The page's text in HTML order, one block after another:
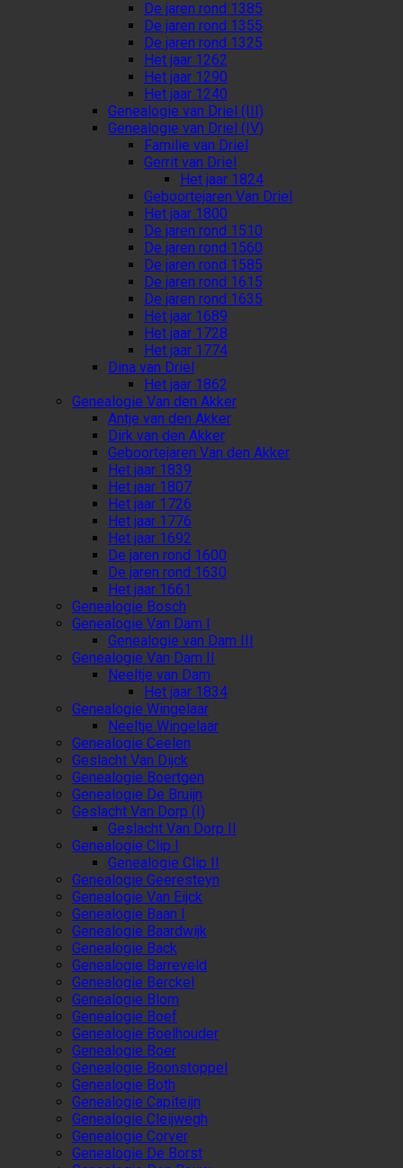
De jaren rond 1385
De jaren rond 1355
De jaren rond 1325
Het jaar 1262
Het jaar 1290
Het jaar 1240
Genealogie van Driel (III)
Genealogie van Driel (IV)
Familie van Driel
Gerrit van Driel
Het jaar 1824
Geboortejaren Van Driel
Het jaar 1800
De jaren rond 1510
De jaren rond 1560
De jaren rond 1585
De jaren rond 1615
De jaren rond 1635
Het jaar 1689
Het jaar 1728
Het jaar 1774
Dina van Driel
Het jaar 1862
Genealogie Van den Akker
Antje van den Akker
Dirk van den Akker
Geboortejaren Van den Akker
Het jaar 1839
Het jaar 1807
Het jaar 1726
Het jaar 1776
Het jaar 1692
De jaren rond 1600
De jaren rond 1630
Het jaar 1661
Genealogie Bosch
Genealogie Van Dam I
Genealogie van Dam III
Genealogie Van Dam II
Neeltje van Dam
Het jaar 1834
Genealogie Wingelaar
Neeltje Wingelaar
Genealogie Ceelen
Geslacht Van Dijck
Genealogie Boertgen
Genealogie De Bruijn
Geslacht Van Dorp (I)
Geslacht Van Dorp II
Genealogie Clip I
Genealogie Clip II
Genealogie Geeresteyn
Genealogie Van Eijck
Genealogie Baan I
Genealogie Baardwijk
Genealogie Back
Genealogie Barreveld
Genealogie Berckel
Genealogie Blom
Genealogie Boef
Genealogie Boelhouder
Genealogie Boer
Genealogie Boonstoppel
Genealogie Both
Genealogie Capiteijn
Genealogie Cleijwegh
Genealogie Corver
Genealogie De Borst